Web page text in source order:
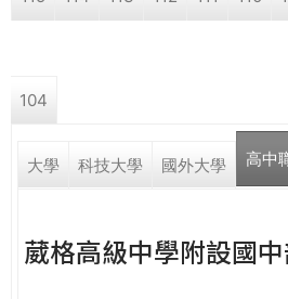
學
際．
a
e
h
r
104
大學 科技大學 國外大學 高中
葳格高級中學附設國